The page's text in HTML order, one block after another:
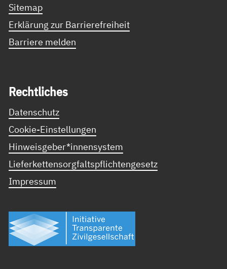
Sitemap
Erklärung zur Barrierefreiheit
Barriere melden
Recht­li­ches
Datenschutz
Cookie-Einstellungen
Hinweisgeber*innensystem
Lieferkettensorgfaltspflichtengesetz
Impressum